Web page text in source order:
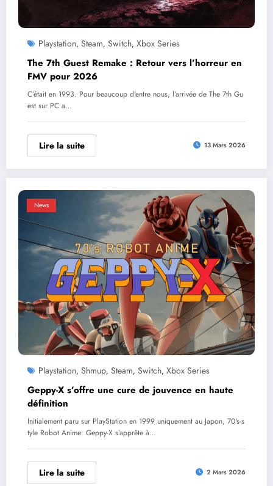
Playstation, Steam, Switch, Xbox Series
The 7th Guest Remake : Retour vers l’horreur en
FMV pour 2026
C’était en 1993. Pour beaucoup d'entre nous, l’arrivée de The 7th Gu
est sur PC a…
Lire la suite 13 Mars 2026
News
Playstation, Shmup, Steam, Switch, Xbox Series
Geppy-X s’offre une cure de jouvence en haute
définition
Initialement paru sur PlayStation en 1999 uniquement au Japon, 70's-s
tyle Robot Anime: Geppy-X s’apprête à…
Lire la suite 2 Mars 2026